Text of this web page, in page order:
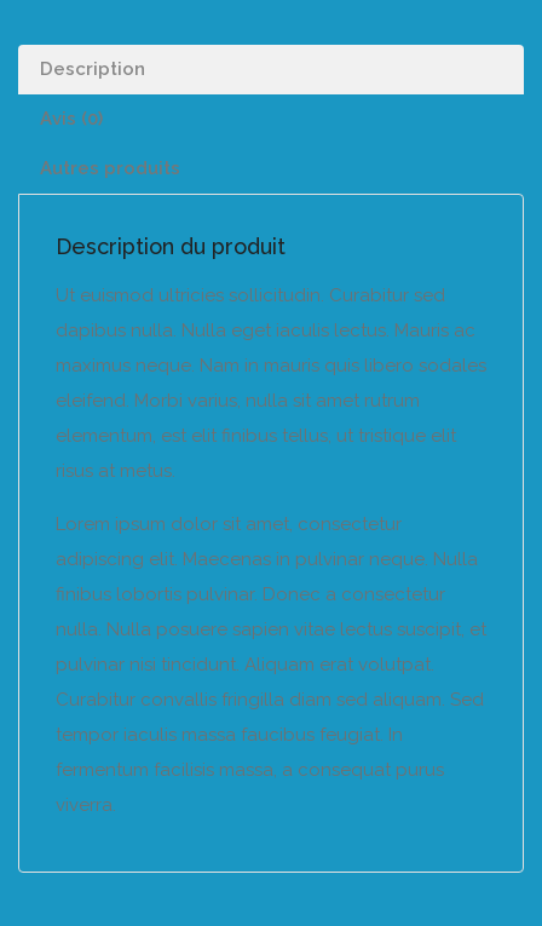
Description
Avis (0)
Autres produits
Description du produit
Ut euismod ultricies sollicitudin. Curabitur sed
dapibus nulla. Nulla eget iaculis lectus. Mauris ac
maximus neque. Nam in mauris quis libero sodales
eleifend. Morbi varius, nulla sit amet rutrum
elementum, est elit finibus tellus, ut tristique elit
risus at metus.
Lorem ipsum dolor sit amet, consectetur
adipiscing elit. Maecenas in pulvinar neque. Nulla
finibus lobortis pulvinar. Donec a consectetur
nulla. Nulla posuere sapien vitae lectus suscipit, et
pulvinar nisi tincidunt. Aliquam erat volutpat.
Curabitur convallis fringilla diam sed aliquam. Sed
tempor iaculis massa faucibus feugiat. In
fermentum facilisis massa, a consequat purus
viverra.